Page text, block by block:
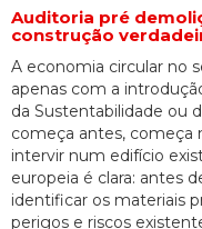
Auditoria pré
construção
A economia circular no
apenas com a
da Sustentabilidade ou
começa antes,
intervir num edifício
europeia é clara: antes
identificar os materiais
perigos e riscos